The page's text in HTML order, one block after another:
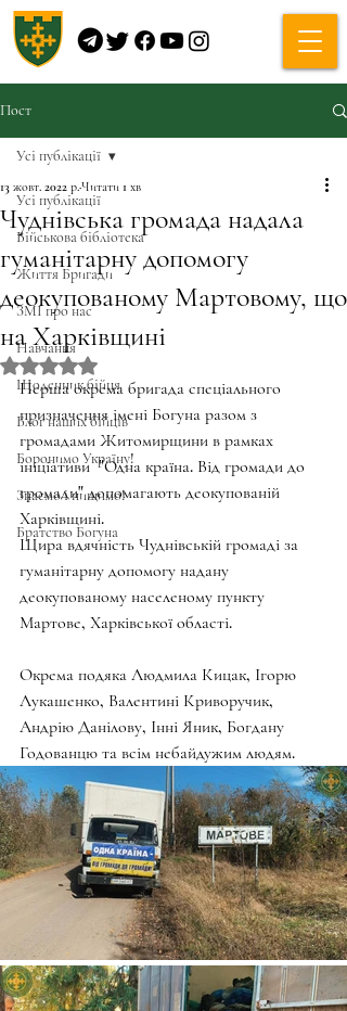
Пост
Усі публікації
Військова бібліотека
Життя Бригади
ЗМІ про нас
Навчання
Щоденник бійця
Блог наших бійців
Боронимо Україну!
Знаємо і нищимо!
Братство Богуна
Усі публікації
Чуднівська громада надала
гуманітарну допомогу
деокупованому Мартовому, що
на Харківщині
13 жовт. 2022 р.Читати 1 хв
Оцінка: NaN з 5 зірок.
Перша окрема бригада спеціального
призначення імені Богуна разом з
громадами Житомирщини в рамках
ініціативи  "Одна країна. Від громади до
громади" допомагають деокупованій
Харківщині.
Щира вдячність Чуднівській громаді за
гуманітарну допомогу надану
деокупованому населеному пункту
Мартове, Харківської області.
Окрема подяка Людмила Кицак, Ігорю
Лукашенко, Валентині Криворучик,
Андрію Данілову, Інні Яник, Богдану
Годованцю та всім небайдужим людям.